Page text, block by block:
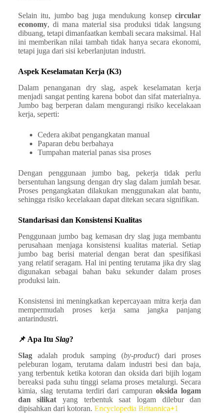
Selain itu, jumbo bag juga mendukung konsepcircular
economy, di mana material sisa produksi tidak langsung
dibuang, tetapi dimanfaatkan kembali secara maksimal. Hal
ini memberikan nilai tambah tidak hanya secara ekonomi,
tetapi juga dari sisi keberlanjutan industri.
Aspek Keselamatan Kerja (K3)
Dalam penanganan dry slag, aspek keselamatan kerja
menjadi sangat penting karena bobot dan sifat materialnya.
Jumbo bag berperan dalam mengurangi risiko kecelakaan
kerja, seperti:
Cedera akibat pengangkatan manual
Paparan debu berbahaya
Tumpahan material panas sisa proses
Dengan penggunaan jumbo bag, pekerja tidak perlu
bersentuhan langsung dengan dry slag dalam jumlah besar.
Proses pengangkatan dilakukan menggunakan alat bantu,
sehingga risiko kecelakaan dapat ditekan secara signifikan.
Standarisasi dan Konsistensi Kualitas
Penggunaan jumbo bag kemasan dry slag juga membantu
perusahaan menjaga konsistensi kualitas material. Setiap
jumbo bag berisi material dengan berat dan spesifikasi
yang relatif seragam. Hal ini penting terutama jika dry slag
digunakan sebagai bahan baku sekunder dalam proses
produksi lain.
Konsistensi ini meningkatkan kepercayaan mitra kerja dan
mempermudah proses kerja sama jangka panjang
antarindustri.
📌 Apa Itu Slag?
Slagadalah produk samping (by-product) dari proses
peleburan logam, terutama dalam industri besi dan baja,
yang terbentuk ketika kotoran dan oksida dari bijih logam
bereaksi pada suhu tinggi selama proses metalurgi. Secara
kimia, slag terutama terdiri dari campuranoksida logam
dan silikat yang terbentuk saat logam dilebur dan
dipisahkan dari kotoran. Encyclopedia Britannica+1